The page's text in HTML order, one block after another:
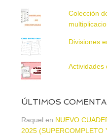
Colección
Divisiones
Actividades
ÚLTIMOS
Raquel en NUEVO
2025 (SUPERCOMPLETO